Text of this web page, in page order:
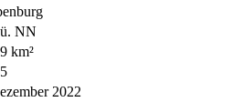
NN
km²
2022